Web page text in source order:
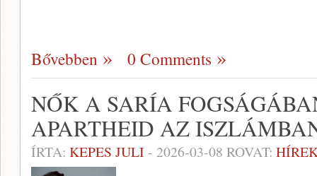
Bővebben 0 Comments
NŐK A SARÍA
APARTHEID AZ
ÍRTA: KEPES JULI - 2026-03-08 ROVAT: